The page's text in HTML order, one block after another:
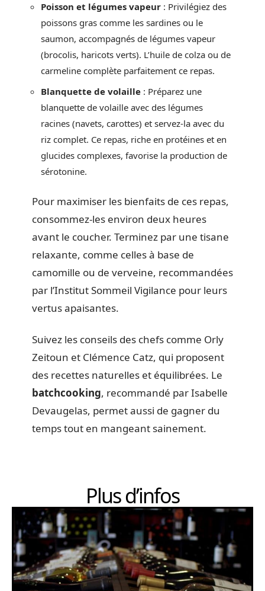
Poisson et légumes vapeur : Privilégiez des
poissons gras comme les sardines ou le
saumon, accompagnés de légumes vapeur
(brocolis, haricots verts). L’huile de colza ou de
carmeline complète parfaitement ce repas.
Blanquette de volaille : Préparez une
blanquette de volaille avec des légumes
racines (navets, carottes) et servez-la avec du
riz complet. Ce repas, riche en protéines et en
glucides complexes, favorise la production de
sérotonine.
Pour maximiser les bienfaits de ces repas,
consommez-les environ deux heures
avant le coucher. Terminez par une tisane
relaxante, comme celles à base de
camomille ou de verveine, recommandées
par l’Institut Sommeil Vigilance pour leurs
vertus apaisantes.
Suivez les conseils des chefs comme Orly
Zeitoun et Clémence Catz, qui proposent
des recettes naturelles et équilibrées. Le
batchcooking, recommandé par Isabelle
Devaugelas, permet aussi de gagner du
temps tout en mangeant sainement.
Plus d’infos